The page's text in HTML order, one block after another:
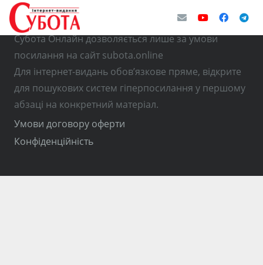
© Використання матеріалів з інтернет-видання
Субота Онлайн дозволяється лише за умови
посилання на сайт subota.online
Для інтернет-видань обов’язкове пряме, відкрите
для пошукових систем гіперпосилання у першому
абзаці на конкретний матеріал.
Умови договору оферти
Конфіденційність